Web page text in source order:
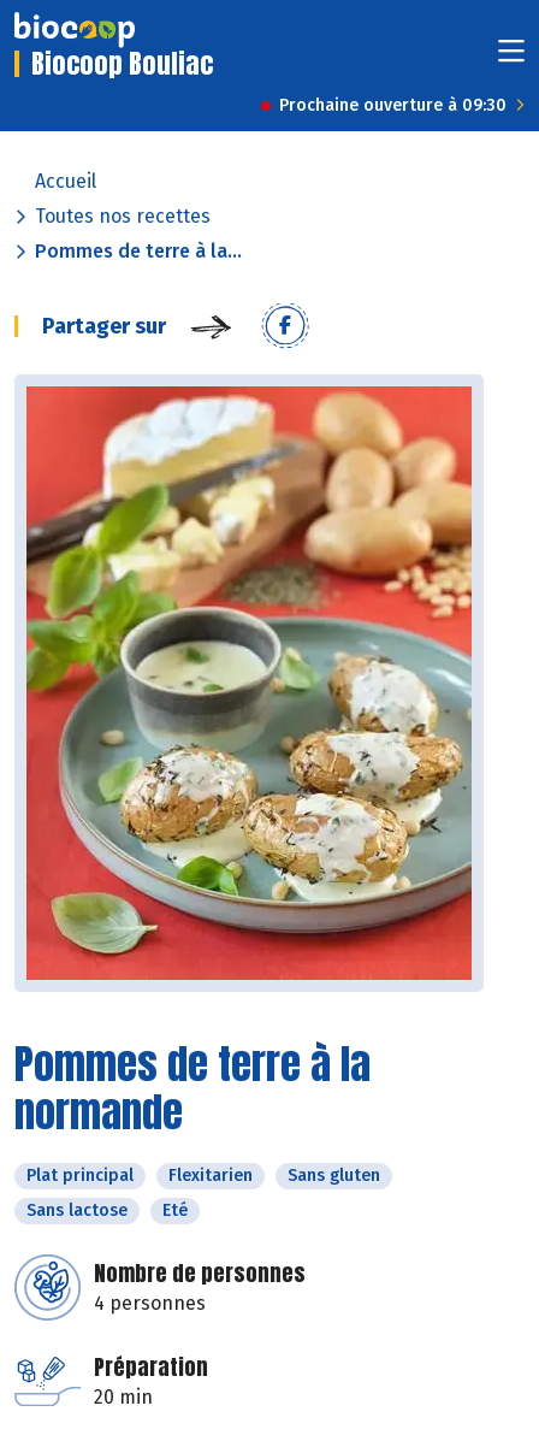
Biocoop Bouliac
Prochaine ouverture à 09:30
Accueil
Toutes nos recettes
Pommes de terre à la...
Partager sur
Pommes de terre à la
normande
Plat principal Flexitarien
Sans gluten
Sans lactose
Eté
Nombre de personnes
4 personnes
Préparation
20 min